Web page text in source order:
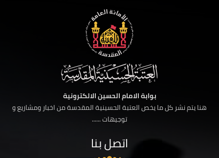
بوابة الامام الحسين الالكترونية
هنا يتم نشر كل ما يخص العتبة الحسينية المقدسة من اخبار ومشاريع و
توجيهات ......
اتصل بنا